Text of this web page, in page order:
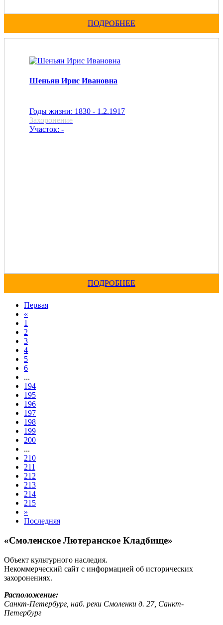
ПОДРОБНЕЕ
Шеньян Ирис Ивановна
Годы жизни: 1830 - 1.2.1917
Захоронение
Участок: -
ПОДРОБНЕЕ
Первая
«
1
2
3
4
5
6
...
194
195
196
197
198
199
200
...
210
211
212
213
214
215
»
Последняя
«Смоленское Лютеранское Кладбище»
Объект культурного наследия.
Некоммерческий сайт с информацией об исторических
захоронениях.
Расположение:
Санкт-Петербург, наб. реки Смоленки д. 27, Санкт-
Петербург